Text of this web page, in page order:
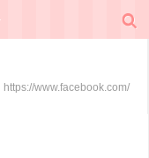
https://www.facebook.com/